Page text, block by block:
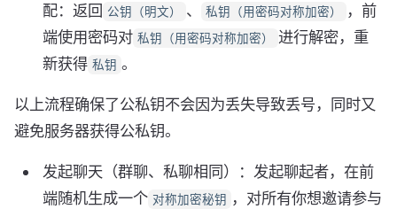
配：返回 公钥（明文） 、 私钥（用密码对称加密）
，前
端使用密码对 私钥（用密码对称加密）
进行解密，重
新获得 私钥 。
以上流程确保了公私钥不会因为丢失导致丢号，同时又
避免服务器获得公私钥。
发起聊天（群聊、私聊相同）：发起聊起者，在前
端随机生成一个 对称加密秘钥
，对所有你想邀请参与